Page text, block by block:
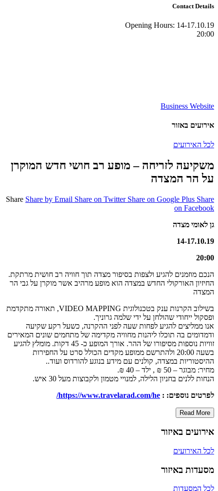
Contact Details
Opening Hours: 14-17.10.19
20:00
Business Website
אירועים באזור
לכל האירועים
משקיעה לזריחה – מופע רב חושי חדש המוקרן
על הר המצדה
Share Share by Email Share on Twitter Share on Google Plus Share
on Facebook
גן לאומי מצדה
14-17.10.19
20:00
הנכם מוזמנים להגיע ולצפות בסיפור מצדה תוך חוויה רב חושית מרתקת.
החיזיון האורקולי החדש במצדה הוא מופע מרהיב אשר מוקרן על גבי הר
המצדה
בשילוב הקרנות ענק בטכנולוגית VIDEO MAPPING, תאורה מתקדמת
ופסקול ייחודי שהולחן על ידי שלמה גרוניך.
אנו ממליצים להגיע לפחות שעה לפני ההקרנה, כשעל רקע שקיעה
ודמדומים בה תוכלו ליהנות מחוויה מקדימה של מתחמים שונים המאירים
זוויות נוספות מסיפורו של ההר. אורך המופע כ- 45 דקות. מומלץ להגיע
בשעה 20:00 ולהתרשם ממופע מקדים הכולל סרט על החפירות
ההיסטוריות במצדה, קולנים עם מידע בנוגע להורדוס ועוד..
מחיר: מבוגר – 50 ₪ , ילד – 40 ₪.
הנחות ללנים בחניון הלילה, למנויי מטמון ולקבוצות מעל 30 איש.
לפרטים נוספים: : https://www.travelarad.com/he
/
Read More
אירועים באיזור
לכל האירועים
מסעדות באיזור
לכל המסעדות